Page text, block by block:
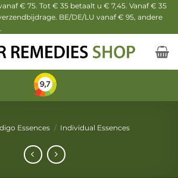
€ 75. Tot € 35 betaalt u € 7,45. Vanaf € 35
BE/DE/LU vanaf € 95, andere
Essences / Individual Essences